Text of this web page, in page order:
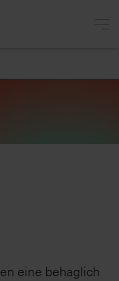
eine behaglich